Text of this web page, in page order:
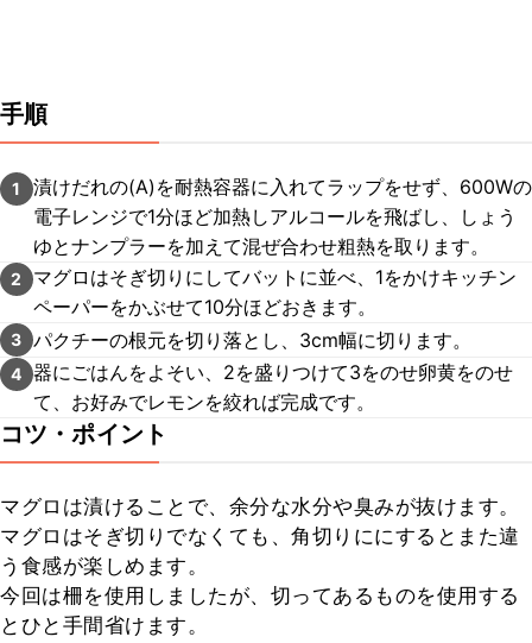
手順
1
漬けだれの(A)を耐熱容器に入れてラップをせず、600Wの
電子レンジで1分ほど加熱しアルコールを飛ばし、しょう
ゆとナンプラーを加えて混ぜ合わせ粗熱を取ります。
2
マグロはそぎ切りにしてバットに並べ、1をかけキッチン
ペーパーをかぶせて10分ほどおきます。
3 パクチーの根元を切り落とし、3cm幅に切ります。
4 器にごはんをよそい、2を盛りつけて3をのせ卵黄をのせ
て、お好みでレモンを絞れば完成です。
コツ・ポイント
マグロは漬けることで、余分な水分や臭みが抜けます。
マグロはそぎ切りでなくても、角切りににするとまた違
う食感が楽しめます。
今回は柵を使用しましたが、切ってあるものを使用する
とひと手間省けます。